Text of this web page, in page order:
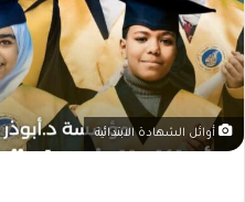
أوائل الشهادة الابتدائية